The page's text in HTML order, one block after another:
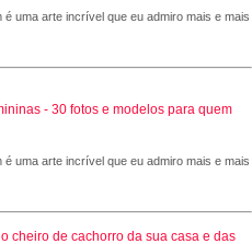
é uma arte incrível que eu admiro mais e mais
- 30 fotos e modelos para quem
é uma arte incrível que eu admiro mais e mais
cheiro de cachorro da sua casa e das